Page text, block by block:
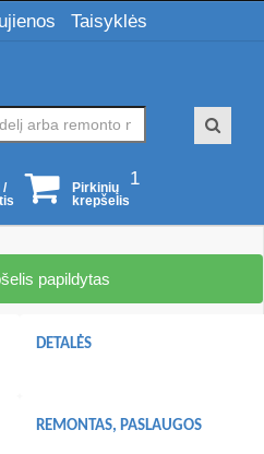
Taisyklės
/
1
Pirkinių
krepšelis
papildytas
DETALĖS
REMONTAS, PASLAUGOS